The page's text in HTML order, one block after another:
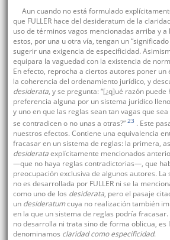
Aun cuando no está formulado
que FULLER hace del desideratum de la
uso de términos vagos mencionadas arriba y a
estos, por una u otra vía, tengan un
sugerir una exigencia de especificidad.
equipara la vaguedad con la existencia de
En efecto, reprocha a ciertos autores poner un
la coherencia del ordenamiento jurídico, y
desiderata, y se pregunta: “[¿q]ué razón
preferencia alguna por un sistema jurídico
y uno en que las reglas sean tan vagas que
se contradicen o no unas a otras?” 23 . Este
nuestros efectos. Contiene una equivalencia
fracasar en un sistema de reglas: la primera,
desiderataexplícitamente mencionados
—que no haya reglas contradictorias—, que
preocupación exclusiva de algunos autores. La
no es desarrollada por FULLER ni se la
como uno de los desiderata, pero el pasaje
undesideratumcuya no realización también
en la que un sistema de reglas podría fracasar.
no desarrolla ni trata sino de forma oblicua, es
denominamos claridad como especificidad.